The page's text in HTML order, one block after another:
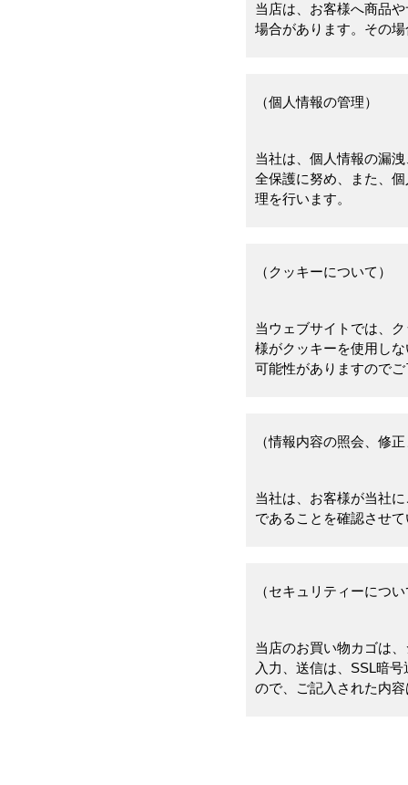
当店は、お客様へ商品
場合があります。その
（個人情報の管理）
当社は、個人情報の漏
全保護に努め、また、
理を行います。
（クッキーについて）
当ウェブサイトでは、
様がクッキーを使用し
可能性がありますので
（情報内容の照会、修
当社は、お客様が当社
であることを確認させ
（セキュリティーにつ
当店のお買い物カゴは
入力、送信は、SSL暗
ので、ご記入された内